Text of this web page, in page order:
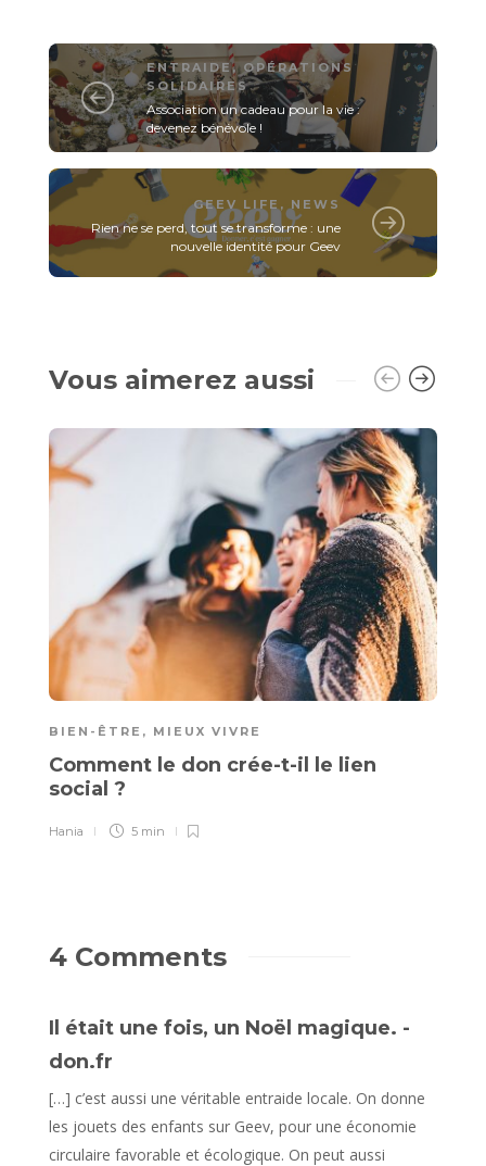
ENTRAIDE, OPÉRATIONS
SOLIDAIRES
Association un cadeau pour la vie :
devenez bénévole !
GEEV LIFE ,NEWS
Rien ne se perd, tout se transforme : une
nouvelle identité pour Geev
Vous aimerez aussi
BIEN-ÊTRE , MIEUX VIVRE
Comment le don crée-t-il le lien
social ?
Hania 5 min
4 Comments
Il était une fois, un Noël magique. -
don.fr
[…] c’est aussi une véritable entraide locale. On donne
les jouets des enfants sur Geev, pour une économie
circulaire favorable et écologique. On peut aussi